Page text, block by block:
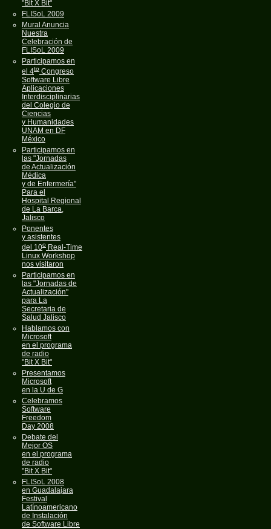
"Bit X Bit"
FLISoL 2009
Mural Anuncia
Nuestra
Celebración de
FLISoL 2009
Participamos en
el 4to Congreso
Software Libre
Aplicaciones
Interdisciplinarias
del Colegio de
Ciencias
y Humanidades
UNAM en DF
México
Participamos en
las "Jornadas
de Actualización
Médica
y de Enfermería"
Para el
Hospital Regional
de La Barca,
Jalisco
Ponentes
y asistentes
del 10o Real-Time
Linux Workshop
nos visitaron
Participamos en
las "Jornadas de
Actualización"
para La
Secretaria de
Salud Jalisco
Hablamos con
Microsoft
en el programa
de radio
"Bit X Bit"
Presentamos
Microsoft
en la U de G
Celebramos
Software
Freedom
Day 2008
Debate del
Mejor OS
en el programa
de radio
"Bit X Bit"
FLISoL 2008
en Guadalajara
Festival
Latínoamericano
de Instalación
de Software Libre